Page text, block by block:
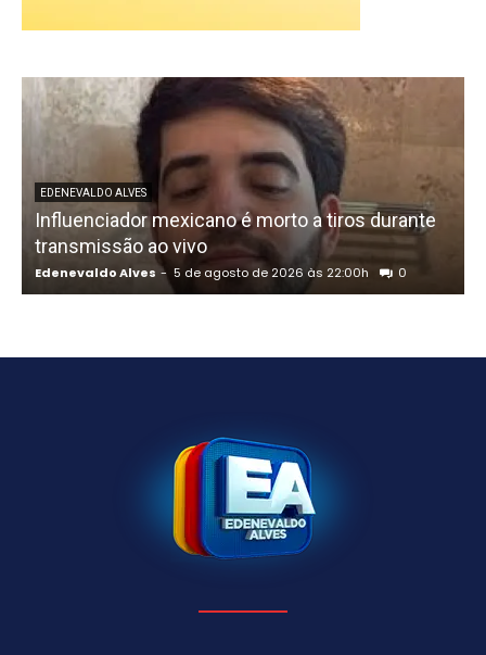
EDENEVALDO ALVES
Influenciador mexicano é morto a tiros durante
transmissão ao vivo
Edenevaldo Alves - 5 de agosto de 2026 às 22:00h 0